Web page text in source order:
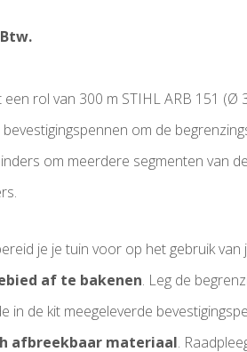
rol van 300 m STIHL ARB 151 (Ø
om de
om meerdere segmenten van
je je tuin voor op het gebruik
af te bakenen. Leg de
in de kit meegeleverde
afbreekbaar materiaal.